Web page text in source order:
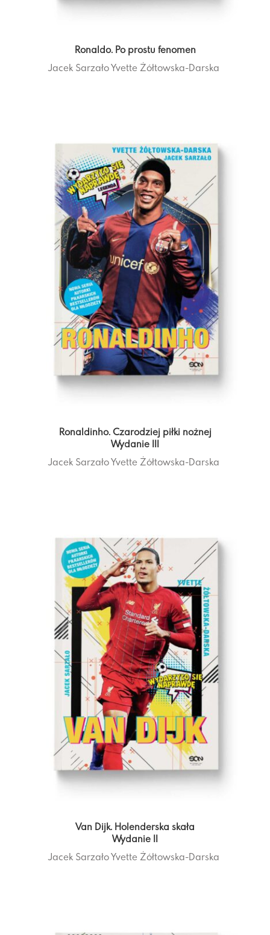
Ronaldo. Po prostu fenomen
Jacek SarzałoYvette Żółtowska-Darska
Ronaldinho. Czarodziej piłki nożnej
Wydanie III
Jacek SarzałoYvette Żółtowska-Darska
Van Dijk. Holenderska skała
Wydanie II
Jacek SarzałoYvette Żółtowska-Darska